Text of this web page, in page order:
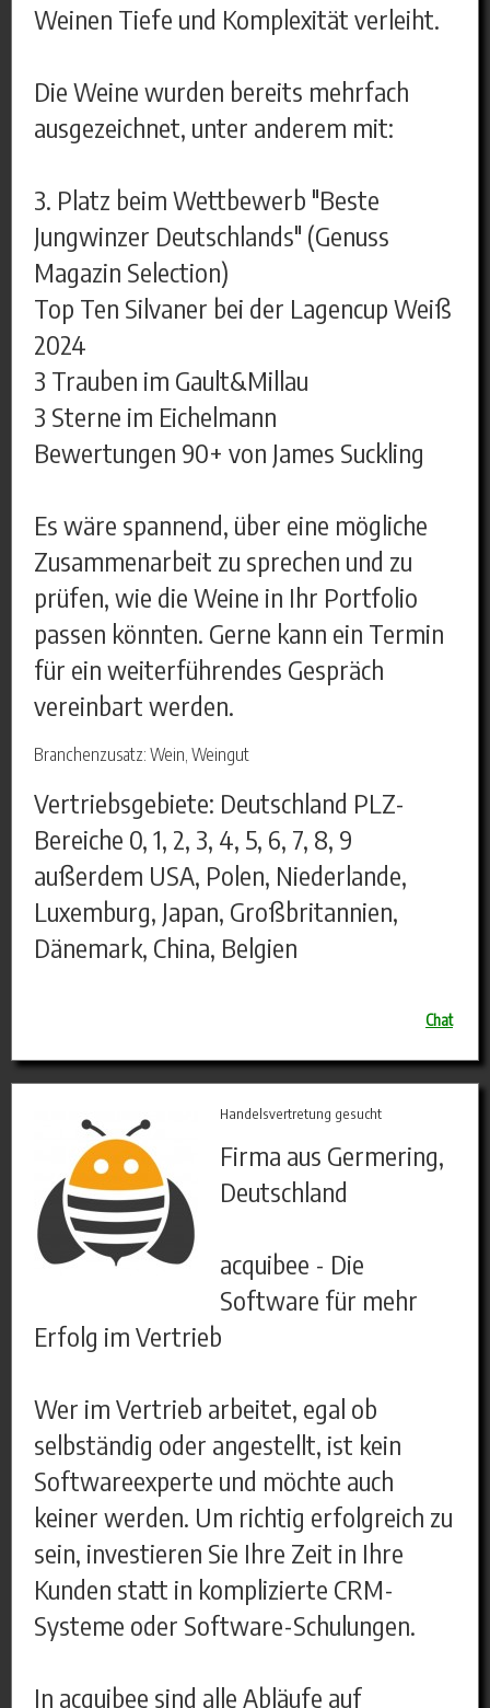
Weinen Tiefe und Komplexität verleiht.
Die Weine wurden bereits mehrfach
ausgezeichnet, unter anderem mit:
3. Platz beim Wettbewerb "Beste
Jungwinzer Deutschlands" (Genuss
Magazin Selection)
Top Ten Silvaner bei der Lagencup Weiß
2024
3 Trauben im Gault&Millau
3 Sterne im Eichelmann
Bewertungen 90+ von James Suckling
Es wäre spannend, über eine mögliche
Zusammenarbeit zu sprechen und zu
prüfen, wie die Weine in Ihr Portfolio
passen könnten. Gerne kann ein Termin
für ein weiterführendes Gespräch
vereinbart werden.
Branchenzusatz: Wein, Weingut
Vertriebsgebiete: Deutschland PLZ-
Bereiche 0, 1, 2, 3, 4, 5, 6, 7, 8, 9
außerdem USA, Polen, Niederlande,
Luxemburg, Japan, Großbritannien,
Dänemark, China, Belgien
Chat
Handelsvertretung gesucht
Firma aus Germering,
Deutschland
acquibee - Die
Software für mehr
Erfolg im Vertrieb
Wer im Vertrieb arbeitet, egal ob
selbständig oder angestellt, ist kein
Softwareexperte und möchte auch
keiner werden. Um richtig erfolgreich zu
sein, investieren Sie Ihre Zeit in Ihre
Kunden statt in komplizierte CRM-
Systeme oder Software-Schulungen.
In acquibee sind alle Abläufe auf